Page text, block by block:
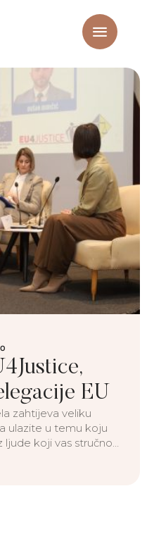
EU
zahtijeva veliku
ulazite u temu koju
koji vas stručno
moguće je biti